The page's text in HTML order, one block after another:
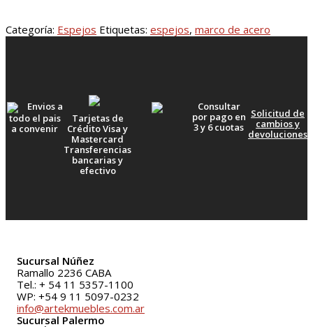
Categoría: Espejos Etiquetas: espejos, marco de acero
Envios a
todo el pais
a convenir
Tarjetas de
Crédito Visa y
Mastercard
Transferencias
bancarias y
efectivo
Consultar
por pago en
3 y 6 cuotas
Solicitud de
cambios y
devoluciones
Sucursal Núñez
Ramallo 2236 CABA
Tel.: + 54 11 5357-1100
WP: +54 9 11 5097-0232
info@artekmuebles.com.ar
Sucursal Palermo